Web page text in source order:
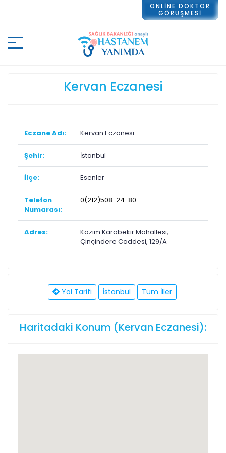
Kervan Eczanesi
Eczane Adı: Kervan Eczanesi
Şehir: İstanbul
İlçe: Esenler
Telefon
Numarası:
0(212)508-24-80
Adres:
Kazım Karabekir Mahallesi,
Çinçindere Caddesi, 129/A
Yol Tarifi İstanbul Tüm İller
Haritadaki Konum (Kervan Eczanesi):
ONLİNE DOKTOR
GÖRÜŞMESİ